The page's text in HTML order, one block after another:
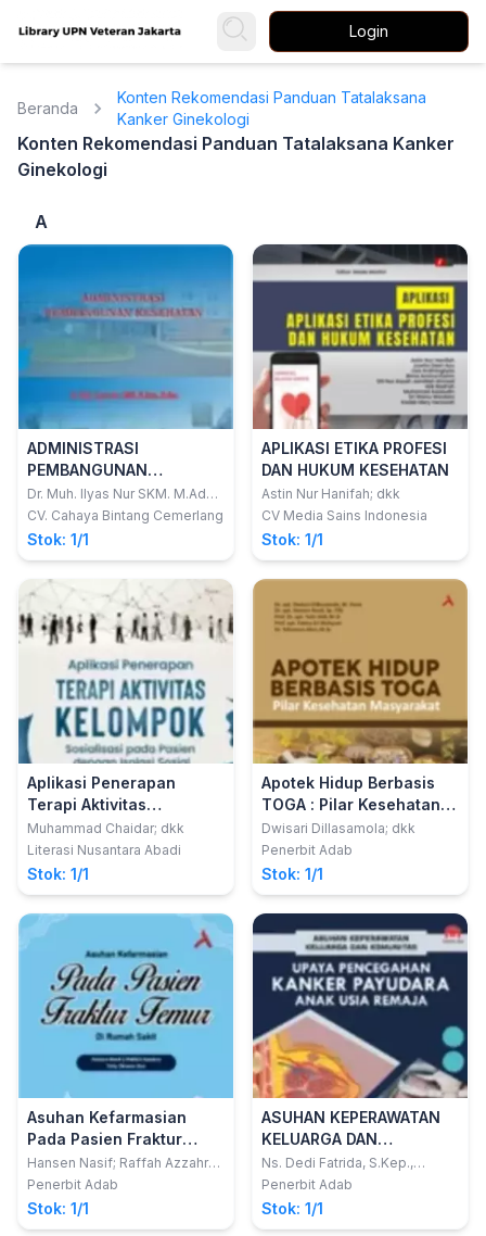
Login
Beranda
Konten Rekomendasi Panduan Tatalaksana
Kanker Ginekologi
Konten Rekomendasi Panduan Tatalaksana Kanker
Ginekologi
A
ADMINISTRASI
PEMBANGUNAN
KESEHATAN
Dr. Muh. Ilyas Nur SKM. M.Adm.
M.Kes.
CV. Cahaya Bintang Cemerlang
Stok: 1/1
APLIKASI ETIKA PROFESI
DAN HUKUM KESEHATAN
Astin Nur Hanifah; dkk
CV Media Sains Indonesia
Stok: 1/1
Aplikasi Penerapan
Terapi Aktivitas
Kelompok Sosialisasi
pada Pasien dengan
Isolasi Sosial
Muhammad Chaidar; dkk
Literasi Nusantara Abadi
Stok: 1/1
Apotek Hidup Berbasis
TOGA : Pilar Kesehatan
Masyarakat
Dwisari Dillasamola; dkk
Penerbit Adab
Stok: 1/1
Asuhan Kefarmasian
Pada Pasien Fraktur
Femur Di Rumah Sakit
Hansen Nasif; Raffah Azzahra;
Yelly Oktavia Sari
Penerbit Adab
Stok: 1/1
ASUHAN KEPERAWATAN
KELUARGA DAN
KOMUNITAS : UPAYA
PENCEGAHAN KANKER
PAYUDARA ANAK USIA
REMAJA
Ns. Dedi Fatrida, S.Kep.,
M.Kep.; dkk
Penerbit Adab
Stok: 1/1